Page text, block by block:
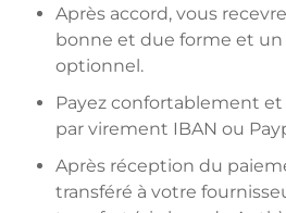
Après accord, vous
bonne et due forme et
optionnel.
Payez confortablement
par virement IBAN ou
Après réception du
transféré à votre